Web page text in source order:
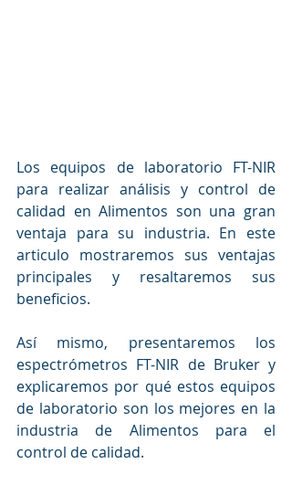
Los equipos de laboratorio FT-NIR
para realizar análisis y control de
calidad en Alimentos son una gran
ventaja para su industria. En este
articulo mostraremos sus ventajas
principales y resaltaremos sus
beneficios.
Así mismo, presentaremos los
espectrómetros FT-NIR de Bruker y
explicaremos por qué estos equipos
de laboratorio son los mejores en la
industria de Alimentos para el
control de calidad.